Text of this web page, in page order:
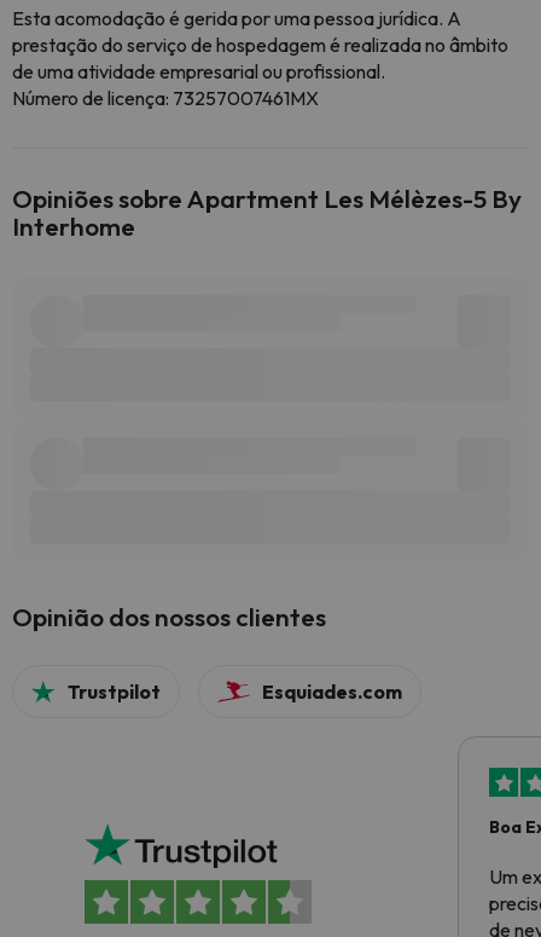
Esta acomodação é gerida por uma pessoa jurídica. A
prestação do serviço de hospedagem é realizada no âmbito
de uma atividade empresarial ou profissional.
Número de licença: 73257007461MX
Opiniões sobre Apartment Les Mélèzes-5 By
Interhome
Opinião dos nossos clientes
Trustpilot Esquiades.com
Boa
Um
de